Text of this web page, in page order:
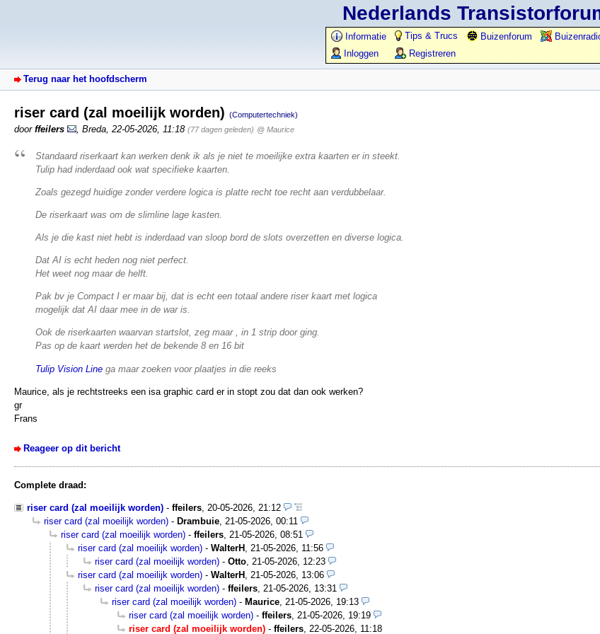
Nederlands
Informatie Tips & Trucs Buizenforum
Inloggen
Registreren
Terug naar het hoofdscherm
riser card (zal moeilijk worden) (Computertechniek)
door ffeilers Breda 22-05-2026, 11:18 (77 dagen geleden) @ Maurice
Standaard riserkaart kan werken denk ik als je niet te moeilijke extra kaarten er in steekt.
Tulip had inderdaad ook wat specifieke kaarten.
Zoals gezegd huidige zonder verdere logica is platte recht toe recht aan verdubbelaar.
De riserkaart was om de slimline lage kasten.
Als je die kast niet hebt is inderdaad van sloop bord de slots overzetten en diverse logica.
Dat AI is echt heden nog niet perfect.
Het weet nog maar de helft.
Pak bv je Compact I er maar bij, dat is echt een totaal andere riser kaart met logica
mogelijk dat AI daar mee in de war is.
Ook de riserkaarten waarvan startslot, zeg maar , in 1 strip door ging.
Pas op de kaart werden het de bekende 8 en 16 bit
Tulip Vision Line ga maar zoeken voor plaatjes in die reeks
Maurice, als je rechtstreeks een isa graphic card er in stopt zou dat dan ook werken?
gr
Frans
Reageer op dit bericht
Complete draad:
riser card (zal moeilijk worden) - ffeilers 20-05-2026, 21:12
riser card (zal moeilijk worden) - Drambuie 21-05-2026, 00:11
riser card (zal moeilijk worden) - ffeilers 21-05-2026, 08:51
riser card (zal moeilijk worden) - WalterH
21-05-2026, 11:56
riser card (zal moeilijk worden) - Otto 21-05-2026, 12:23
riser card (zal moeilijk worden) - WalterH
21-05-2026, 13:06
riser card (zal moeilijk worden) - ffeilers 21-05-2026, 13:31
riser card (zal moeilijk worden) - Maurice 21-05-2026, 19:13
riser card (zal moeilijk worden) - ffeilers 21-05-2026, 19:19
riser card (zal moeilijk worden) - ffeilers 22-05-2026, 11:18